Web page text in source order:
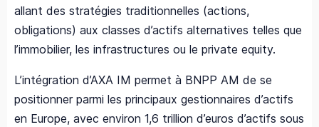
allant des stratégies traditionnelles (actions,
obligations) aux classes d’actifs alternatives telles que
l’immobilier, les infrastructures ou le private equity.
L’intégration d’AXA IM permet à BNPP AM de se
positionner parmi les principaux gestionnaires d’actifs
en Europe, avec environ 1,6 trillion d’euros d’actifs sous